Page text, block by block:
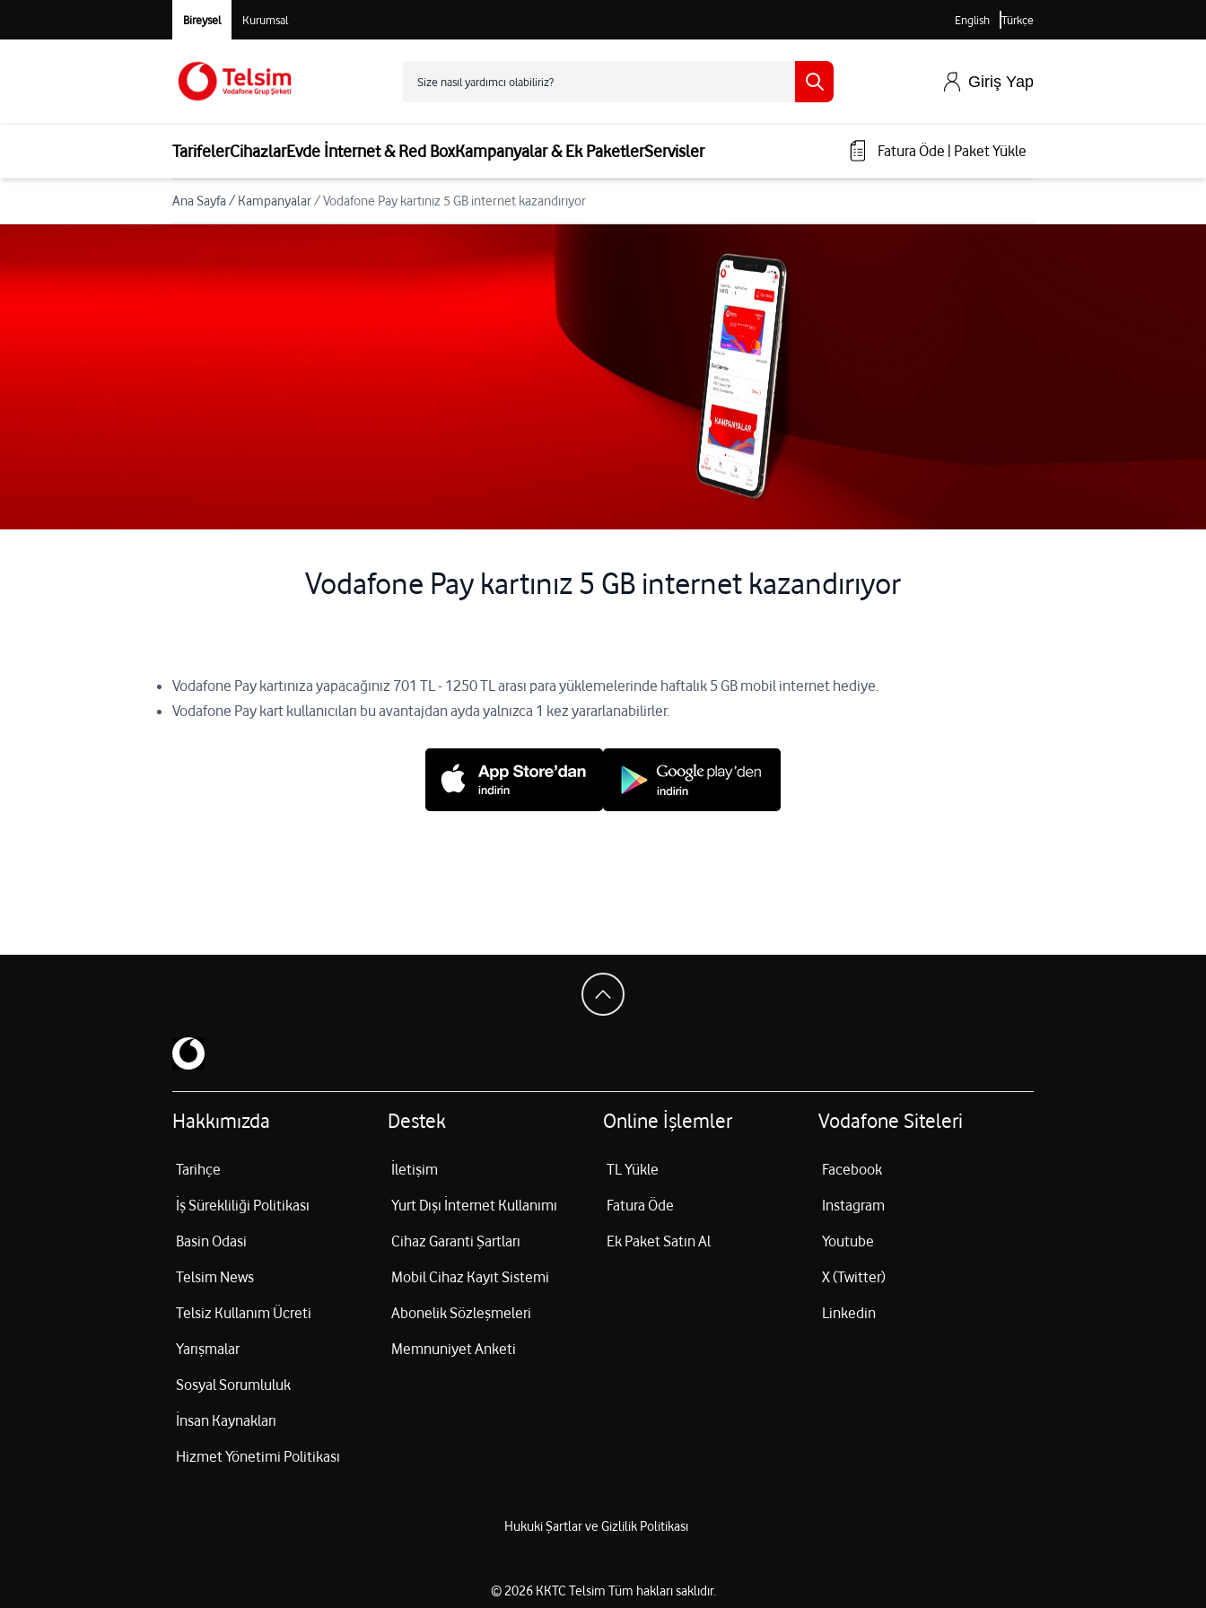
Bireysel Kurumsal English Türkçe
Giriş Yap
TarifelerCihazlarEvde İnternet & Red BoxKampanyalar & Ek PaketlerServisler Fatura Öde Paket Yükle
Ana Sayfa/ Kampanyalar/Vodafone Pay kartınız 5 GB internet kazandırıyor
Vodafone Pay kartınız 5 GB internet kazandırıyor
Vodafone Pay kartınıza yapacağınız 701 TL - 1250 TL arası para yüklemelerinde haftalık 5 GB mobil internet hediye.
Vodafone Pay kart kullanıcıları bu avantajdan ayda yalnızca 1 kez yararlanabilirler.
Hakkımızda
Tarihçe
İş Sürekliliği Politikası
Basin Odasi
Telsim News
Telsiz Kullanım Ücreti
Yarışmalar
Sosyal Sorumluluk
İnsan Kaynakları
Hizmet Yönetimi Politikası
Destek
İletişim
Yurt Dışı İnternet Kullanımı
Cihaz Garanti Şartları
Mobil Cihaz Kayıt Sistemi
Abonelik Sözleşmeleri
Memnuniyet Anketi
Online İşlemler
TL Yükle
Fatura Öde
Ek Paket Satın Al
Vodafone Siteleri
Facebook
Instagram
Youtube
X (Twitter)
Linkedin
Hukuki Şartlar ve Gizlilik Politikası
©2026 KKTC Telsim Tüm hakları saklıdır.